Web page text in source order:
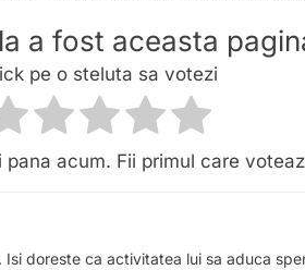
a fost aceasta
pe o steluta sa votezi
pana acum. Fii primul care
Isi doreste ca activitatea lui sa aduca